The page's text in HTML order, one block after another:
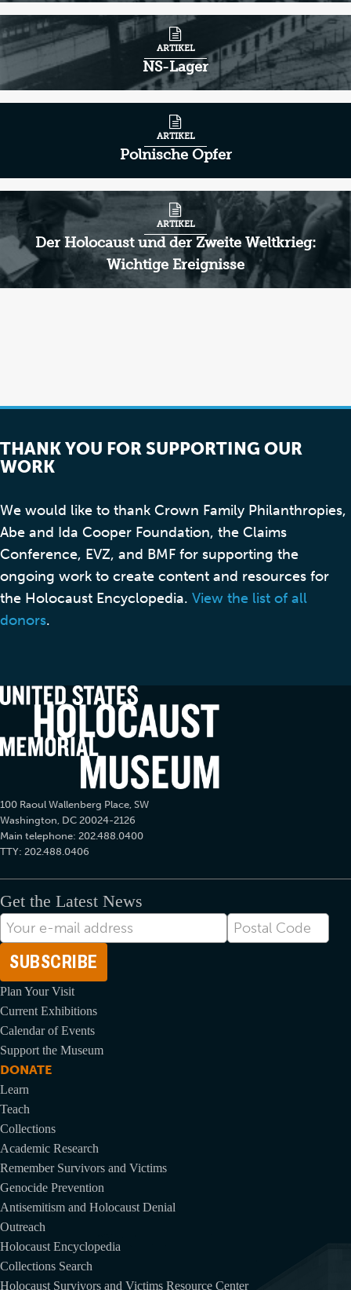
NS-Lager
ARTIKEL
Polnische Opfer
ARTIKEL
Der Holocaust und der Zweite Weltkrieg:
Wichtige Ereignisse
ARTIKEL
THANK YOU FOR SUPPORTING OUR
WORK
We would like to thank Crown Family Philanthropies,
Abe and Ida Cooper Foundation, the Claims
Conference, EVZ, and BMF for supporting the
ongoing work to create content and resources for
the Holocaust Encyclopedia. View the list of all
donors.
100 Raoul Wallenberg Place, SW
Washington, DC 20024-2126
Main telephone: 202.488.0400
TTY: 202.488.0406
Get the Latest News
E-
Mail-
Adresse
Postal
Code
Plan Your Visit
Current Exhibitions
Calendar of Events
Support the Museum
DONATE
Learn
Teach
Collections
Academic Research
Remember Survivors and Victims
Genocide Prevention
Antisemitism and Holocaust Denial
Outreach
Holocaust Encyclopedia
Collections Search
Holocaust Survivors and Victims Resource Center